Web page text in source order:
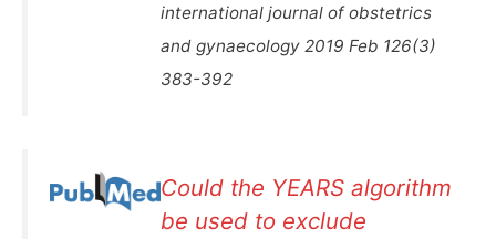
international journal of obstetrics
and gynaecology 2019 Feb 126(3)
383-392
Could the YEARS algorithm
be used to exclude